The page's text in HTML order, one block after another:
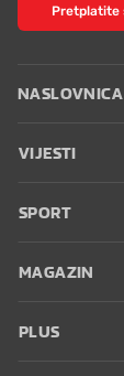
Pretplatite
NASLOVNICA
VIJESTI
SPORT
MAGAZIN
PLUS